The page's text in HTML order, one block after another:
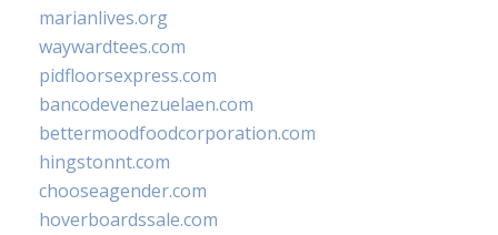
marianlives.org
waywardtees.com
pidfloorsexpress.com
bancodevenezuelaen.com
bettermoodfoodcorporation.com
hingstonnt.com
chooseagender.com
hoverboardssale.com